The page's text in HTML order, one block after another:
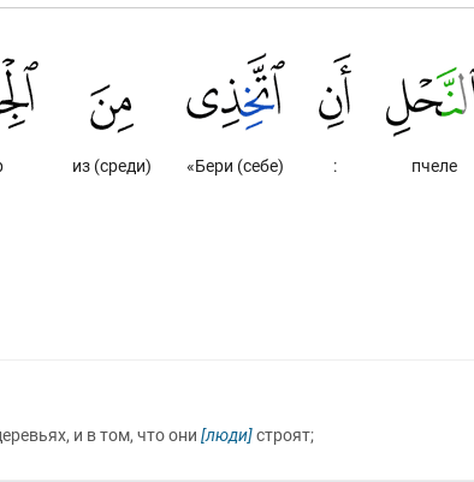
пчеле
:
«Бери (себе)
из (среди)
и в том, что они [люди]строят;